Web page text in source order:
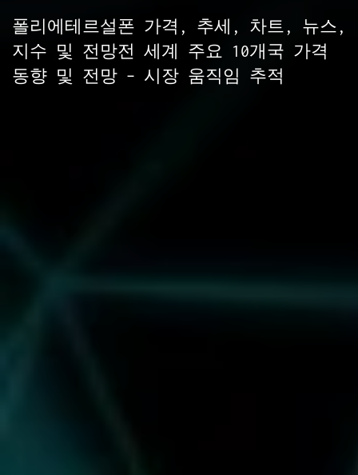
폴리에테르설폰 가격, 추세, 차트, 뉴스,
지수 및 전망전 세계 주요 10개국 가격
동향 및 전망 – 시장 움직임 추적